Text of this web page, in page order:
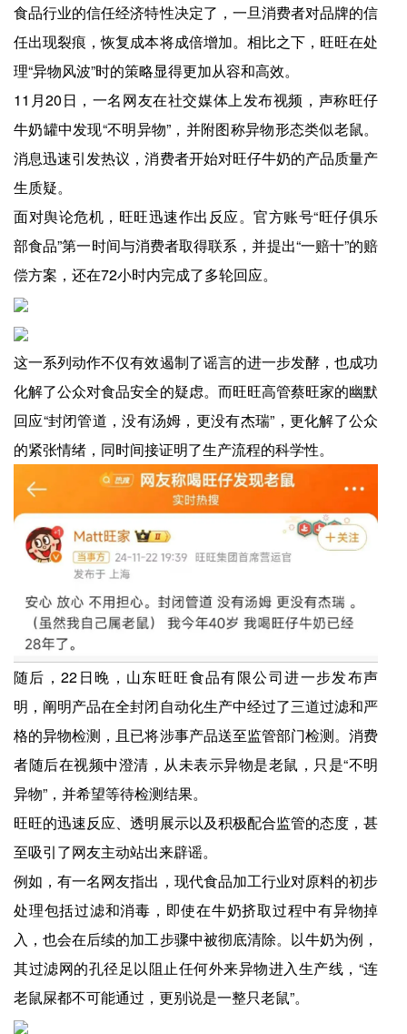
食品行业的信任经济特性决定了，一旦消费者对品牌的信
任出现裂痕，恢复成本将成倍增加。相比之下，旺旺在处
理“异物风波”时的策略显得更加从容和高效。
11月20日，一名网友在社交媒体上发布视频，声称旺仔
牛奶罐中发现“不明异物”，并附图称异物形态类似老鼠。
消息迅速引发热议，消费者开始对旺仔牛奶的产品质量产
生质疑。
面对舆论危机，旺旺迅速作出反应。官方账号“旺仔俱乐
部食品”第一时间与消费者取得联系，并提出“一赔十”的赔
偿方案，还在72小时内完成了多轮回应。
这一系列动作不仅有效遏制了谣言的进一步发酵，也成功
化解了公众对食品安全的疑虑。而旺旺高管蔡旺家的幽默
回应“封闭管道，没有汤姆，更没有杰瑞”，更化解了公众
的紧张情绪，同时间接证明了生产流程的科学性。
随后，22日晚，山东旺旺食品有限公司进一步发布声
明，阐明产品在全封闭自动化生产中经过了三道过滤和严
格的异物检测，且已将涉事产品送至监管部门检测。消费
者随后在视频中澄清，从未表示异物是老鼠，只是“不明
异物”，并希望等待检测结果。
旺旺的迅速反应、透明展示以及积极配合监管的态度，甚
至吸引了网友主动站出来辟谣。
例如，有一名网友指出，现代食品加工行业对原料的初步
处理包括过滤和消毒，即使在牛奶挤取过程中有异物掉
入，也会在后续的加工步骤中被彻底清除。以牛奶为例，
其过滤网的孔径足以阻止任何外来异物进入生产线，“连
老鼠屎都不可能通过，更别说是一整只老鼠”。